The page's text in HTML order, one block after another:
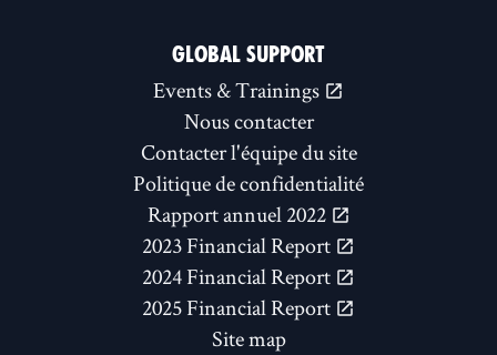
GLOBAL SUPPORT
Events & Trainings
Nous contacter
Contacter l'équipe du site
Politique de confidentialité
Rapport annuel 2022
2023 Financial Report
2024 Financial Report
2025 Financial Report
Site map